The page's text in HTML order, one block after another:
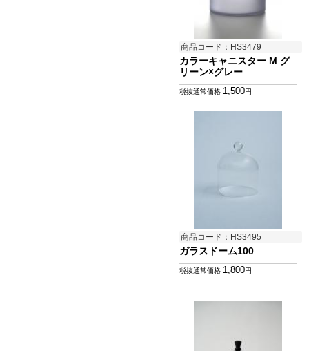
商品コード：HS3479
カラーキャニスター M グ
リーン×グレー
税抜通常価格 1,500円
商品コード：HS3495
ガラスドーム100
税抜通常価格 1,800円